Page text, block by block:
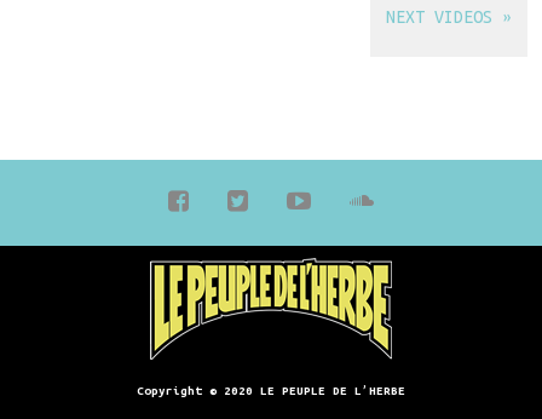
NEXT VIDEOS »
Copyright © 2020 LE PEUPLE DE L’HERBE